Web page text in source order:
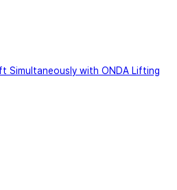
Simultaneously with ONDA Lifting